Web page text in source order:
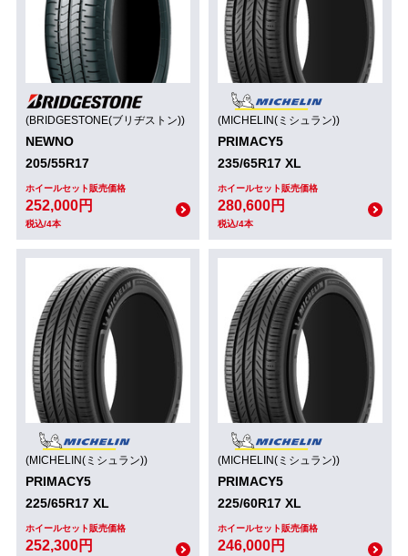
(BRIDGESTONE(ブリヂストン))
NEWNO
205/55R17
ホイールセット販売価格
252,000円
税込/4本
(MICHELIN(ミシュラン))
PRIMACY5
235/65R17 XL
ホイールセット販売価格
280,600円
税込/4本
(MICHELIN(ミシュラン))
PRIMACY5
225/65R17 XL
ホイールセット販売価格
252,300円
(MICHELIN(ミシュラン))
PRIMACY5
225/60R17 XL
ホイールセット販売価格
246,000円